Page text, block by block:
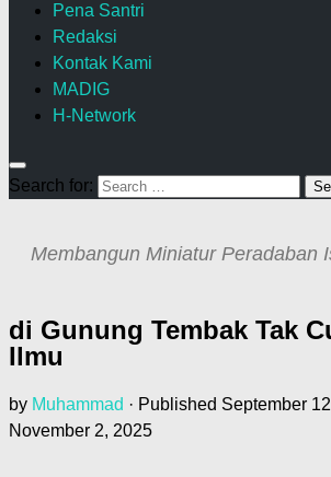
Pena Santri
Redaksi
Kontak Kami
MADIG
H-Network
Search for:
Membangun Miniatur Peradaban
di Gunung Tembak Tak
Ilmu
by Muhammad · Published September
November 2, 2025